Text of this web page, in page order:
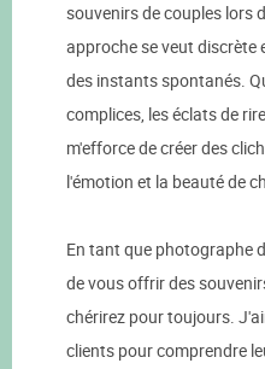
souvenirs de couples lors
approche se veut discrète
des instants spontanés.
complices, les éclats de
m'efforce de créer des
l'émotion et la beauté de
En tant que photographe
de vous offrir des
chérirez pour toujours.
clients pour comprendre